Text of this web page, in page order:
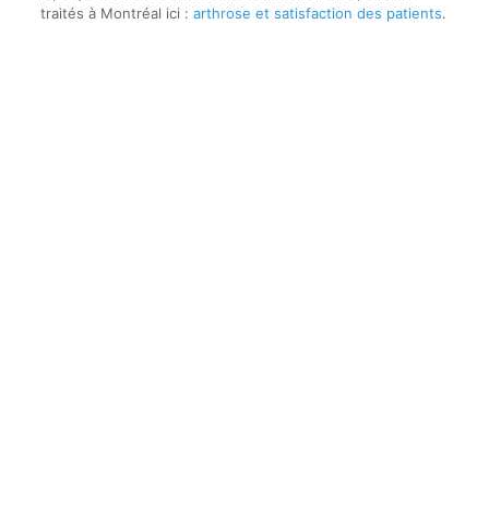
traités à Montréal ici : arthrose et satisfaction des patients.